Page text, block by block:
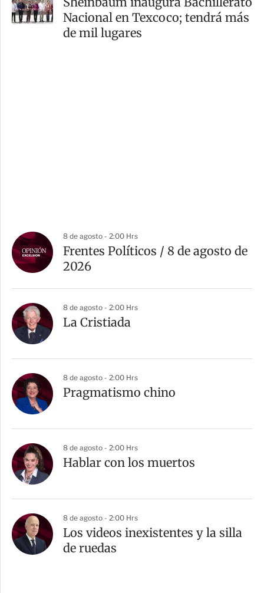
Nacional en Texcoco; tendrá más
de mil lugares
8 de agosto - 2:00 Hrs
Frentes Políticos / 8 de agosto de
2026
8 de agosto - 2:00 Hrs
La Cristiada
8 de agosto - 2:00 Hrs
Pragmatismo chino
8 de agosto - 2:00 Hrs
Hablar con los muertos
8 de agosto - 2:00 Hrs
Los videos inexistentes y la silla
de ruedas